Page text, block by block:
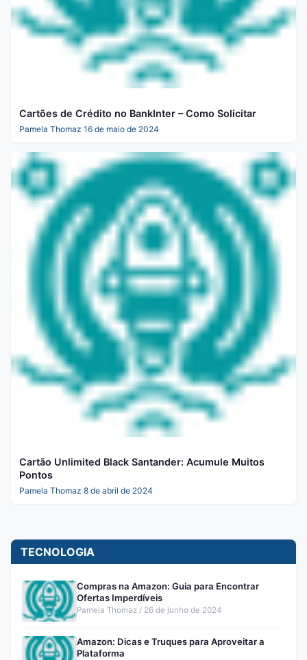
Cartões de Crédito no BankInter – Como Solicitar
Pamela Thomaz 16 de maio de 2024
Cartão Unlimited Black Santander: Acumule Muitos
Pontos
Pamela Thomaz 8 de abril de 2024
TECNOLOGIA
Compras na Amazon: Guia para Encontrar
Ofertas Imperdíveis
Pamela Thomaz / 26 de junho de 2024
Amazon: Dicas e Truques para Aproveitar a
Plataforma